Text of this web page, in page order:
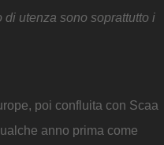
utenza sono soprattutto i
poi confluita con Scaa
anno prima come